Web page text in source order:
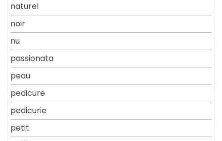
naturel
noir
nu
passionata
peau
pedicure
pedicurie
petit